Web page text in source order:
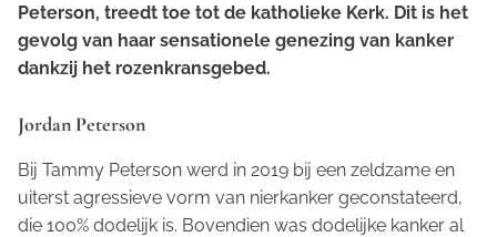
Peterson, treedt toe tot de katholieke Kerk. Dit is het
gevolg van haar sensationele genezing van kanker
dankzij het rozenkransgebed.
Jordan Peterson
Bij Tammy Peterson werd in 2019 bij een zeldzame en
uiterst agressieve vorm van nierkanker geconstateerd,
die 100% dodelijk is. Bovendien was dodelijke kanker al